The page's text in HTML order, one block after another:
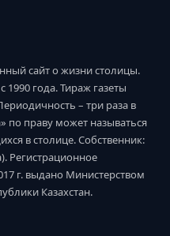
сайт о жизни столицы.
1990 года. Тираж газеты
– три раза в
по праву может называться
в столице. Собственник:
Регистрационное
г. выдано Министерством
Казахстан.